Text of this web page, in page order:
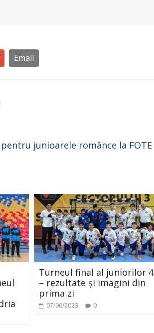
Email
junioarele românce la FOTE
Turneul final al juniorilor 4
– rezultate și imagini din
prima zi
07/06/2023 0